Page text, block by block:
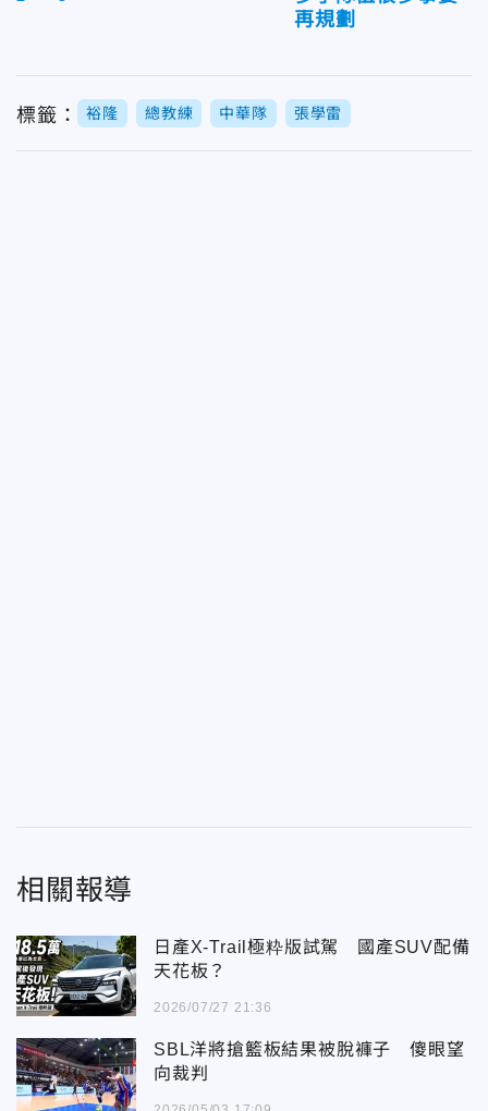
再規劃
標籤： 裕隆 總教練 中華隊 張學雷
相關報導
日產X-Trail極粋版試駕 國產SUV配備
天花板？
2026/07/27 21:36
SBL洋將搶籃板結果被脫褲子 傻眼望
向裁判